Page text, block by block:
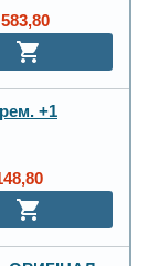
+1